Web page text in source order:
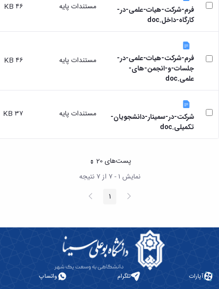
فرم-شرکت-هیات-علمی-در-
کارگاه-داخل.doc
مستندات پایه ۴۶ KB
فرم-شرکت-هیات-علمی-در-
جلسات-و-انجمن-های-
علمی.doc
مستندات پایه ۴۶ KB
شرکت-در-سمینار-دانشجویان-
تکمیلی.doc
مستندات پایه ۳۷ KB
پست‌‌های 20هر صفحه
نمایش ۱ - ۷ از ۷ نتیجه
پیغام
قبلی صفحه1 صفحه
بعد
آپارات تلگرام واتساپ